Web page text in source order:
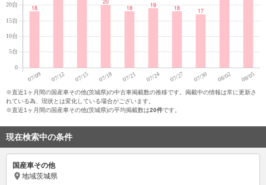
※直近1ヶ月間の国産車その他(茨城県)の中古車掲載数の推移です。掲載中の情報は常に更新さ
れている為、現状とは変化している場合がございます。
※直近1ヶ月間の国産車その他(茨城県)の平均掲載数は20件です。
現在検索中の条件
国産車その他
地域茨城県